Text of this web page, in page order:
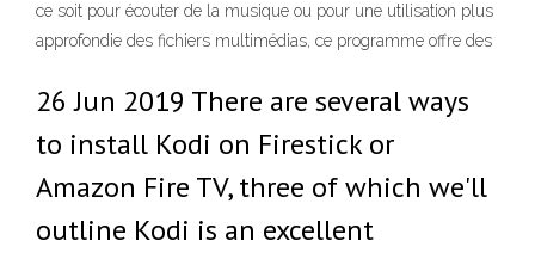
ce soit pour écouter de la musique ou pour une utilisation plus
approfondie des fichiers multimédias, ce programme offre des
26 Jun 2019 There are several ways
to install Kodi on Firestick or
Amazon Fire TV, three of which we'll
outline Kodi is an excellent